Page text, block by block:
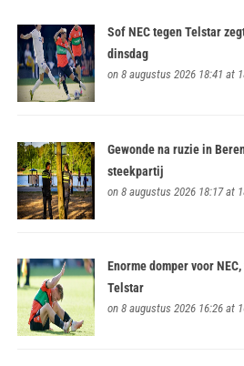
Sof NEC tegen Telstar
dinsdag
on 8 augustus 2026 18:41 at
Gewonde na ruzie in
steekpartij
on 8 augustus 2026 18:17 at
Enorme domper voor
Telstar
on 8 augustus 2026 16:26 at